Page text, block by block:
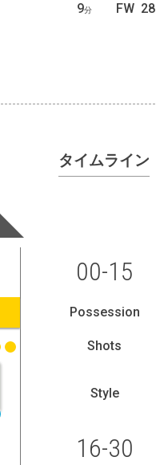
9分 FW 28
タイムライン
00-15
Possession
Shots
Style
16-30